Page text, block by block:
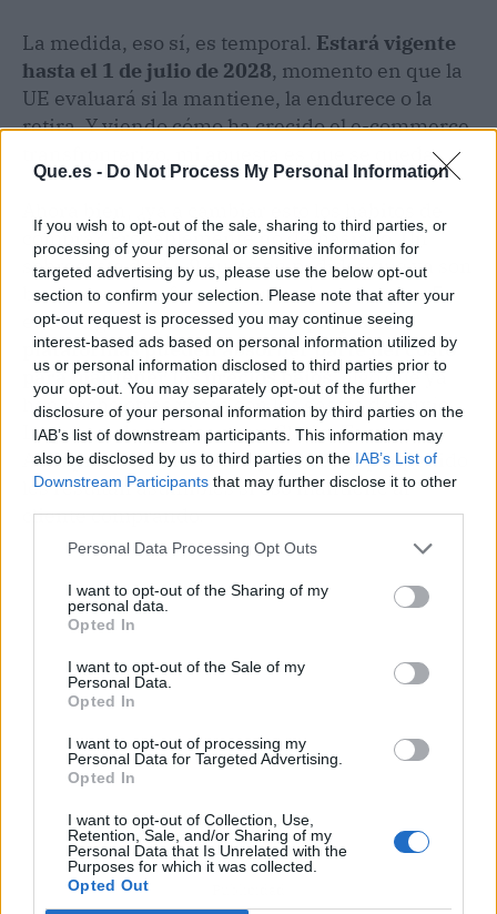
Que.es - Do Not Process My Personal Information
If you wish to opt-out of the sale, sharing to third parties, or
processing of your personal or sensitive information for
targeted advertising by us, please use the below opt-out
section to confirm your selection. Please note that after your
opt-out request is processed you may continue seeing
interest-based ads based on personal information utilized by
us or personal information disclosed to third parties prior to
your opt-out. You may separately opt-out of the further
disclosure of your personal information by third parties on the
IAB’s list of downstream participants. This information may
also be disclosed by us to third parties on the IAB’s List of
Downstream Participants that may further disclose it to other
Personal Data Processing Opt Outs
I want to opt-out of the Sharing of my
personal data.
Opted In
I want to opt-out of the Sale of my
Personal Data.
Opted In
I want to opt-out of processing my
Personal Data for Targeted Advertising.
Opted In
I want to opt-out of Collection, Use,
Retention, Sale, and/or Sharing of my
Personal Data that Is Unrelated with the
Purposes for which it was collected.
Opted Out
La medida, eso sí, es temporal. Estará vigente
hasta el 1 de julio de 2028, momento en que la
UE evaluará si la mantiene, la endurece o la
retira. Y viendo cómo ha crecido el e-commerce
transfronterizo, mi apuesta es que se queda.
compra? Probablemente no demasiado. Un
sobrecoste de 3 a 9 euros en pedidos que ya son
baratos no va a frenar a quien busca ropa a 5
euros o gadgets a 2 euros. Las propias
plataformas pueden absorber parte del costo
para mantener los precios bajos, algo que ya
han hecho otras veces con los gastos de envío.
La guerra de precios entre Shein, Temu y
AliExpress es tan bestia que 3 euros por pedido
les resultan asumibles si eso mantiene al
cliente comprando.